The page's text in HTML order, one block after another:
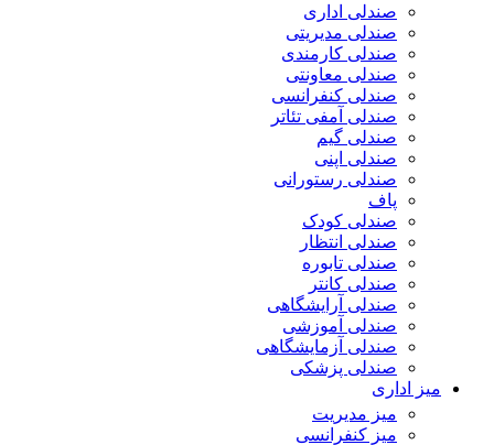
صندلی اداری
صندلی مدیریتی
صندلی کارمندی
صندلی معاونتی
صندلی کنفرانسی
صندلی آمفی تئاتر
صندلی گیم
صندلی اپنی
صندلی رستورانی
پاف
صندلی کودک
صندلی انتظار
صندلی تابوره
صندلی کانتر
صندلی آرایشگاهی
صندلی آموزشی
صندلی آزمایشگاهی
صندلی پزشکی
میز اداری
میز مدیریت
میز کنفرانسی